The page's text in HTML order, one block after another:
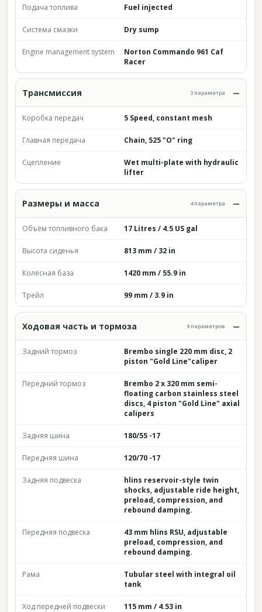
Подача топлива Fuel injected
Система смазки Dry sump
Engine management system
Norton Commando 961 Caf
Racer
Трансмиссия 3 параметра
Коробка передач 5 Speed, constant mesh
Главная передача Chain, 525 "O" ring
Сцепление
Wet multi-plate with hydraulic
lifter
Размеры и масса 4 параметра
Объём топливного бака 17 Litres / 4.5 US gal
Высота сиденья 813 mm / 32 in
Колёсная база 1420 mm / 55.9 in
Трейл 99 mm / 3.9 in
Ходовая часть и тормоза 9 параметров
Задний тормоз
Brembo single 220 mm disc, 2
piston "Gold Line"caliper
Передний тормоз
Brembo 2 x 320 mm semi-
floating carbon stainless steel
discs, 4 piston "Gold Line" axial
calipers
Задняя шина 180/55 -17
Передняя шина 120/70 -17
Задняя подвеска
hlins reservoir-style twin
shocks, adjustable ride height,
preload, compression, and
rebound damping.
Передняя подвеска
43 mm hlins RSU, adjustable
preload, compression, and
rebound damping.
Рама
Tubular steel with integral oil
tank
Ход передней подвески 115 mm / 4.53 in